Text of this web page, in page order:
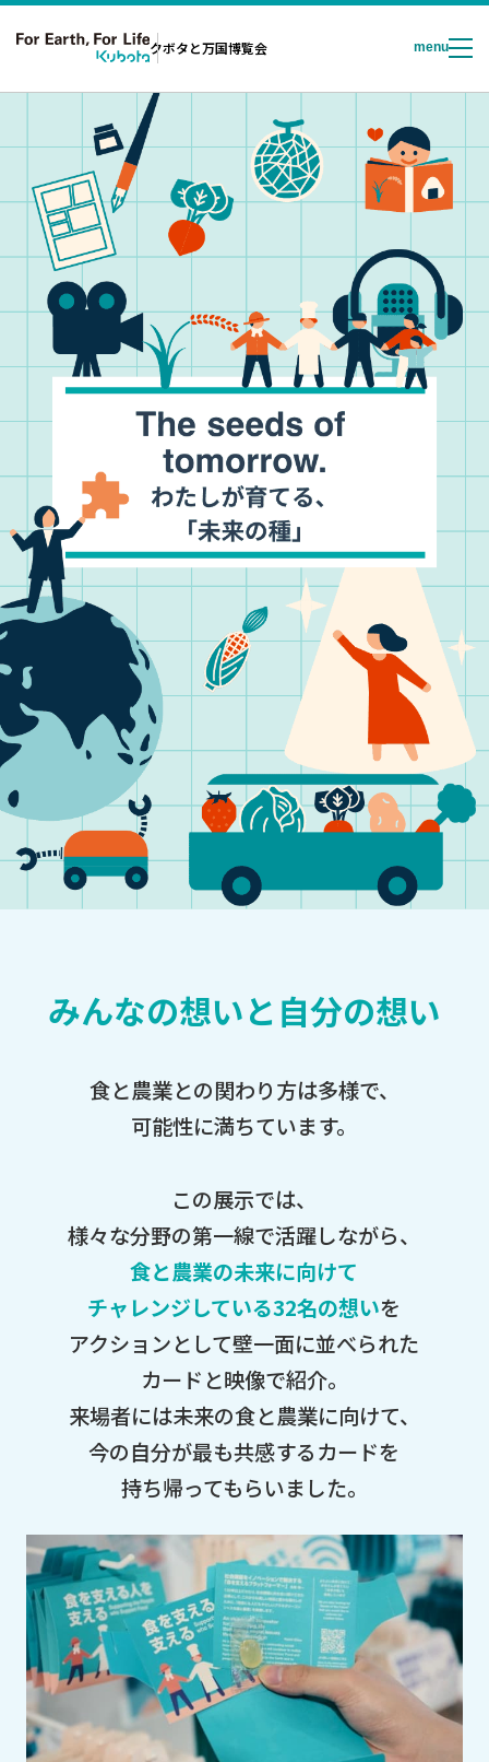
クボタと万国博覧会 menu
みんなの想いと自分の想い
食と農業との関わり方は多様で、
可能性に満ちています。
この展示では、
様々な分野の第一線で活躍しながら、
食と農業の未来に向けて
チャレンジしている32名の想いを
アクションとして壁一面に並べられた
カードと映像で紹介。
来場者には未来の食と農業に向けて、
今の自分が最も共感するカードを
持ち帰ってもらいました。